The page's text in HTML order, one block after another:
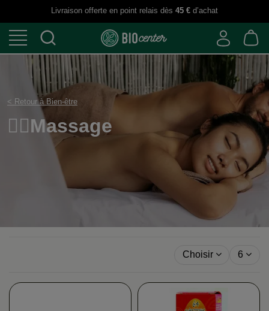
Livraison offerte en point relais dès 45 € d’achat
< Retour à Bien-être
💆‍♀️Massage
Choisir 6